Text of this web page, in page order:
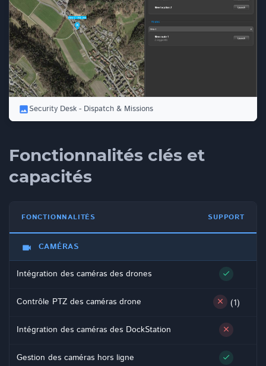
Security Desk - Dispatch & Missions
Fonctionnalités clés et
capacités
FONCTIONNALITÉS SUPPORT
videocam CAMÉRAS
Intégration des caméras des drones check
Contrôle PTZ des caméras drone close (1)
Intégration des caméras des DockStation close
Gestion des caméras hors ligne check